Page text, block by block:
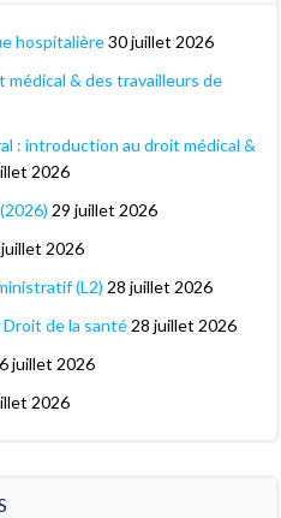
hospitalière30 juillet 2026
médical & des travailleurs de
: introduction au droit médical &
2026
29 juillet 2026
2026
(L2) 28 juillet 2026
de la santé 28 juillet 2026
juillet 2026
2026